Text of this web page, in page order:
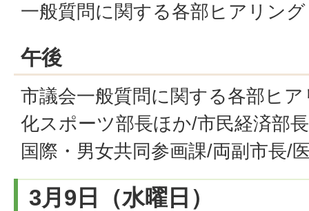
一般質問に関する各部ヒアリング
午後
市議会一般質問に関する各部ヒ
化スポーツ部長ほか/市民経済部
国際・男女共同参画課/両副市長/
3月9日（水曜日）